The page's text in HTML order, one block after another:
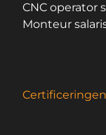
CNC operator
Monteur
Certificeringen